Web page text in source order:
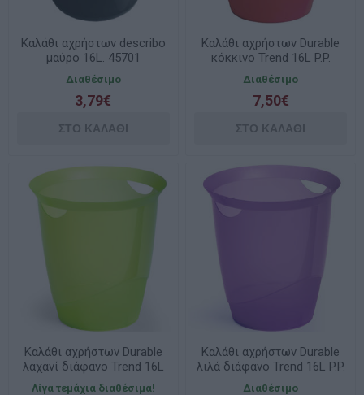
Καλάθι αχρήστων describo
μαύρο 16L. 45701
Διαθέσιμο
3,79€
Καλάθι αχρήστων Durable
κόκκινο Trend 16L P.P.
1701710080
Διαθέσιμο
7,50€
Καλάθι αχρήστων Durable
λαχανί διάφανο Trend 16L
P.P. 1701710017
Λίγα τεμάχια διαθέσιμα!
Καλάθι αχρήστων Durable
λιλά διάφανο Trend 16L P.P.
1701710992
Διαθέσιμο